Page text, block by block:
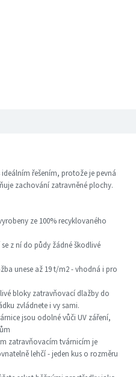
řešením, protože je pevná
zachování zatravněné plochy.
ze 100% recyklovaného
z ní do půdy žádné škodlivé
unese až 19 t/m2 - vhodná i pro
bloky zatravňovací dlažby do
zvládnete i vy sami.
jsou odolné vůči UV záření,
zatravňovacím tvárnicím je
lehčí - jeden kus o rozměru